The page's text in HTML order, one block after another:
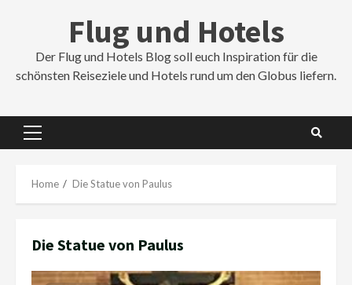
Flug und Hotels
Der Flug und Hotels Blog soll euch Inspiration für die
schönsten Reiseziele und Hotels rund um den Globus liefern.
Primary
Home Die Statue von Paulus
Die Statue von Paulus